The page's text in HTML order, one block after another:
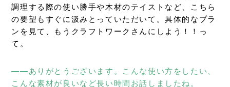
調理する際の使い勝手や木材のテイストなど、こちら
の要望もすぐに汲みとっていただいて。具体的なプラ
ンを見て、もうクラフトワークさんにしよう！！っ
て。
――ありがとうございます。こんな使い方をしたい、
こんな素材が良いなど長い時間お話しましたね。